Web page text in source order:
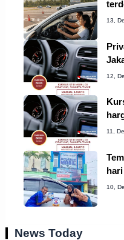
13,
12,
11,
10,
News Today